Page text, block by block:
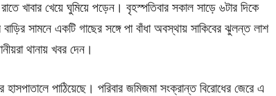
খাবার খেয়ে ঘুমিয়ে পড়েন। বৃহস্পতিবার সকাল সাড়ে ৬টার দিকে
সামনে একটি গাছের সঙ্গে পা বাঁধা অবস্থায় সাকিবের ঝুলন্ত লাশ
থানায় খবর দেন।
পাঠিয়েছে। পরিবার জমিজমা সংক্রান্ত বিরোধের জেরে এ